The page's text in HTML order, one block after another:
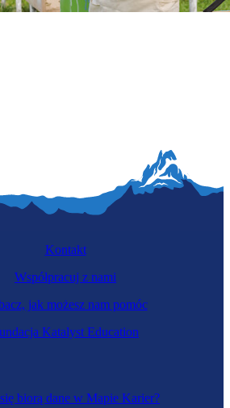
biorą dane w Mapie Karier?
Kontakt
Współpracuj z nami
jak możesz nam pomóc
Katalyst Education